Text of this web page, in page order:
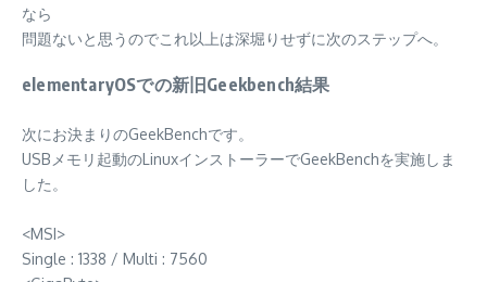
なら
問題ないと思うのでこれ以上は深堀りせずに次のステップへ。
elementaryOSでの新旧Geekbench結果
次にお決まりのGeekBenchです。
USBメモリ起動のLinuxインストーラーでGeekBenchを実施しま
した。
<MSI>
Single : 1338 / Multi : 7560